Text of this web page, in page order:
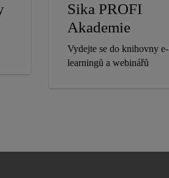
Sika PROFI
Akademie
Vydejte se do knihovny e-
learningů a webinářů